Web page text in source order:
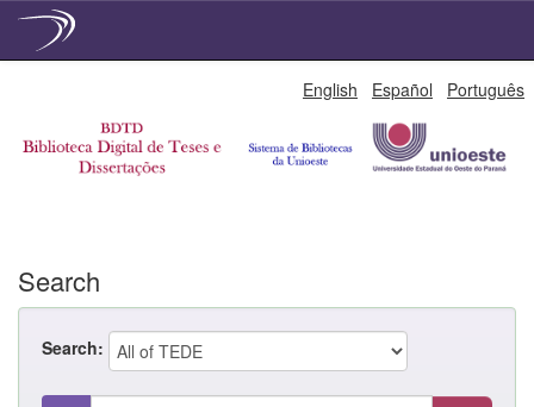
English Español Português
Search
Search: